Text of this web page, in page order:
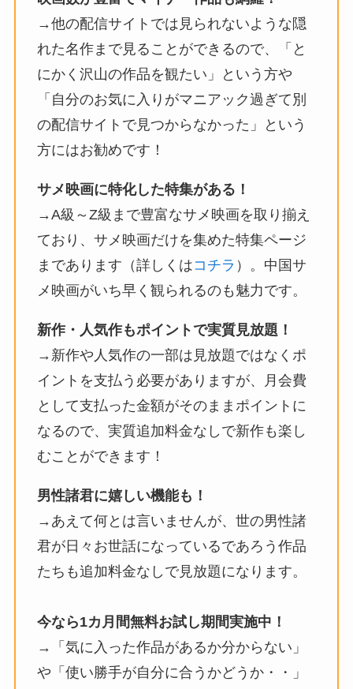
→他の配信サイトでは見られないような隠
れた名作まで見ることができるので、「と
にかく沢山の作品を観たい」という方や
「自分のお気に入りがマニアック過ぎて別
の配信サイトで見つからなかった」という
方にはお勧めです！
サメ映画に特化した特集がある！
→A級～Z級まで豊富なサメ映画を取り揃え
ており、サメ映画だけを集めた特集ページ
まであります（詳しくはコチラ ）。中国サ
メ映画がいち早く観られるのも魅力です。
新作・人気作もポイントで実質見放題！
→新作や人気作の一部は見放題ではなくポ
イントを支払う必要がありますが、月会費
として支払った金額がそのままポイントに
なるので、実質追加料金なしで新作も楽し
むことができます！
男性諸君に嬉しい機能も！
→あえて何とは言いませんが、世の男性諸
君が日々お世話になっているであろう作品
たちも追加料金なしで見放題になります。
今なら1カ月間無料お試し期間実施中！
→「気に入った作品があるか分からない」
や「使い勝手が自分に合うかどうか・・」